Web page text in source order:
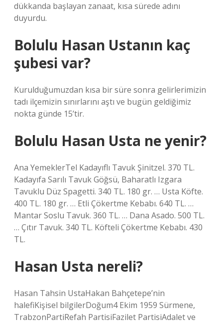
dükkanda başlayan zanaat, kısa sürede adını
duyurdu.
Bolulu Hasan Ustanın kaç
şubesi var?
Kurulduğumuzdan kısa bir süre sonra gelirlerimizin
tadı ilçemizin sınırlarını aştı ve bugün geldiğimiz
nokta günde 15’tir.
Bolulu Hasan Usta ne yenir?
Ana YemeklerTel Kadayıflı Tavuk Şinitzel. 370 TL.
Kadayıfa Sarılı Tavuk Göğsü, Baharatlı Izgara
Tavuklu Düz Spagetti. 340 TL. 180 gr. … Usta Köfte.
400 TL. 180 gr. … Etli Çökertme Kebabı. 640 TL. …
Mantar Soslu Tavuk. 360 TL. … Dana Asado. 500 TL.
… Çıtır Tavuk. 340 TL. Köfteli Çökertme Kebabı. 430
TL.
Hasan Usta nereli?
Hasan Tahsin UstaHakan Bahçetepe’nin
halefiKişisel bilgilerDoğum4 Ekim 1959 Sürmene,
TrabzonPartiRefah PartisiFazilet PartisiAdalet ve